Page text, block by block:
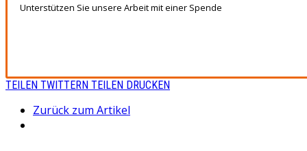
Unterstützen Sie unsere Arbeit mit einer Spende
TEILEN TWITTERN TEILEN DRUCKEN
Zurück zum Artikel